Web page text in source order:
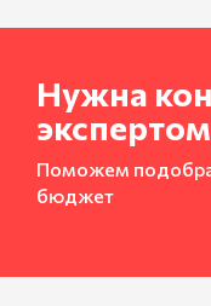
Нужна
Поможем
бюджет